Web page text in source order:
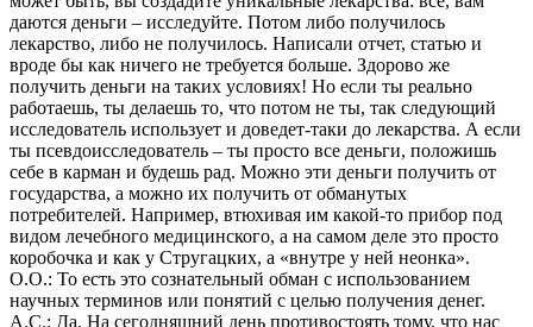
даются деньги – исследуйте. Потом либо получилось
лекарство, либо не получилось. Написали отчет, статью и
вроде бы как ничего не требуется больше. Здорово же
получить деньги на таких условиях! Но если ты реально
работаешь, ты делаешь то, что потом не ты, так следующий
исследователь использует и доведет-таки до лекарства. А если
ты псевдоисследователь – ты просто все деньги, положишь
себе в карман и будешь рад. Можно эти деньги получить от
государства, а можно их получить от обманутых
потребителей. Например, втюхивая им какой-то прибор под
видом лечебного медицинского, а на самом деле это просто
коробочка и как у Стругацких, а «внутре у ней неонка».
О.О.: То есть это сознательный обман с использованием
научных терминов или понятий с целью получения денег.
А.С.: Да. На сегодняшний день противостоять тому, что нас